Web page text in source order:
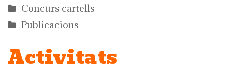
Concurs cartells
Publicacions
Activitats